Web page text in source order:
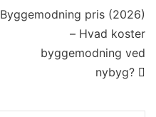
Byggemodning pris (2026)
– Hvad koster
byggemodning ved
nybyg?